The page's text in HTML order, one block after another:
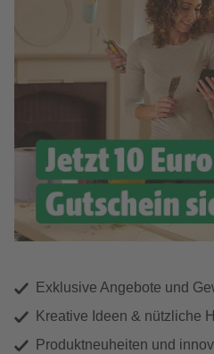
Exklusive Angebote und
Kreative Ideen & nützliche
Produktneuheiten und